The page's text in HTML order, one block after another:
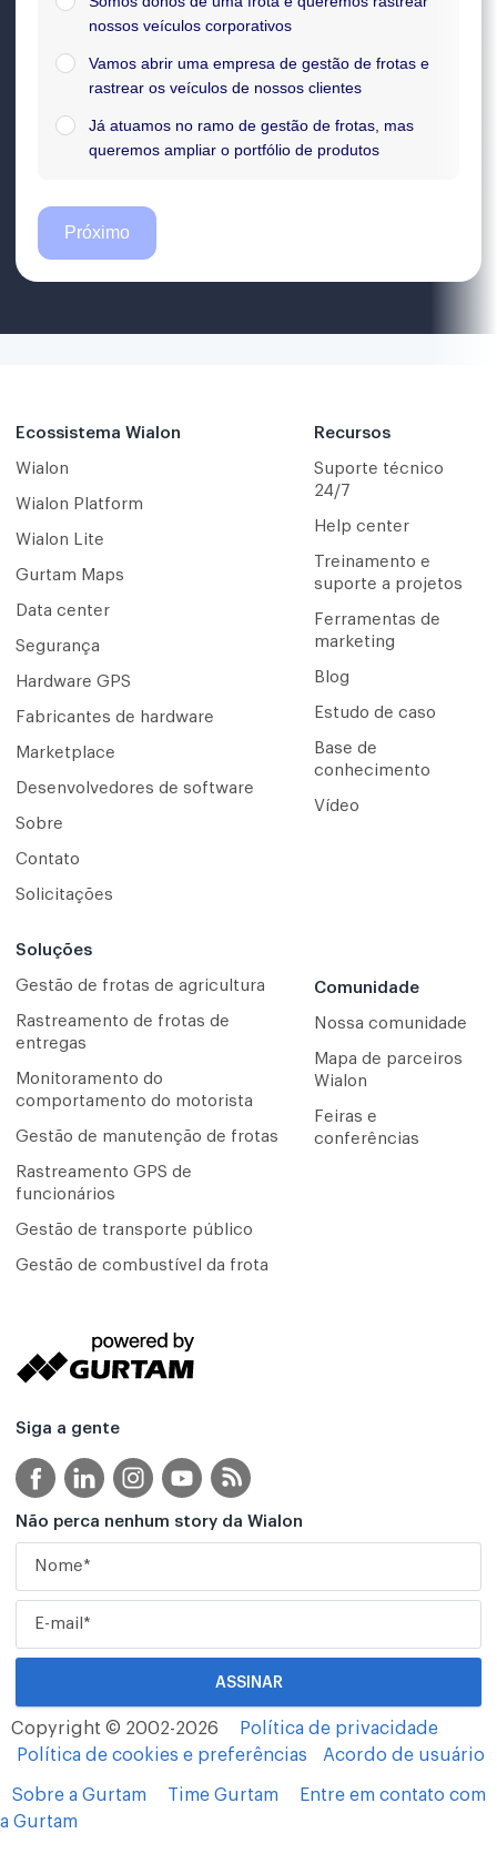
Ecossistema Wialon
Wialon
Wialon Platform
Wialon Lite
Gurtam Maps
Data center
Segurança
Hardware GPS
Fabricantes de hardware
Marketplace
Desenvolvedores de software
Sobre
Contato
Solicitações
Soluções
Gestão de frotas de agricultura
Rastreamento de frotas de
entregas
Monitoramento do
comportamento do motorista
Gestão de manutenção de frotas
Rastreamento GPS de
funcionários
Gestão de transporte público
Gestão de combustível da frota
Recursos
Suporte técnico
24/7
Help center
Treinamento e
suporte a projetos
Ferramentas de
marketing
Blog
Estudo de caso
Base de
conhecimento
Vídeo
Comunidade
Nossa comunidade
Mapa de parceiros
Wialon
Feiras e
conferências
Siga a gente
Não perca nenhum story da Wialon
Copyright © 2002-2026
Política de privacidade
Política de cookies e preferências
Acordo de usuário
Sobre a Gurtam Time Gurtam
Entre em contato com
a Gurtam